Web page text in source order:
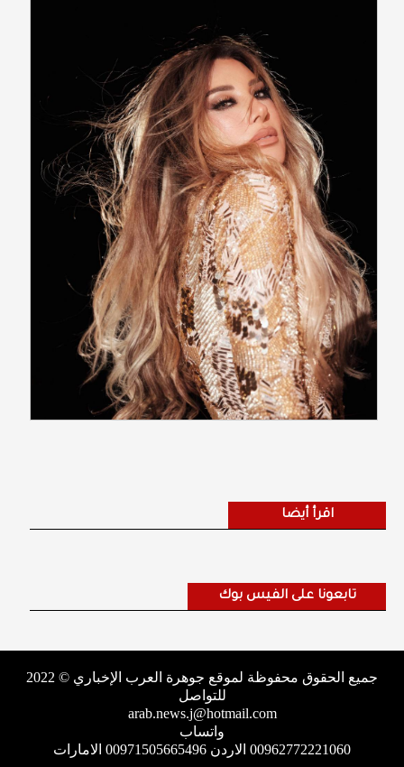
اقرأ أيضا
تابعونا على الفيس بوك
جميع الحقوق محفوظة لموقع جوهرة العرب الإخباري © 2022
للتواصل
arab.news.j@hotmail.com
واتساب
00962772221060 الاردن 00971505665496 الامارات